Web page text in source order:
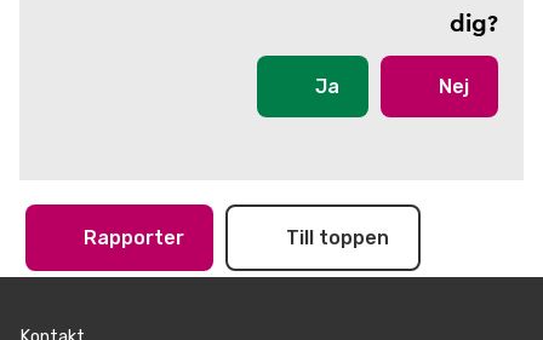
dig?
Ja Nej
Rapporter Till toppen